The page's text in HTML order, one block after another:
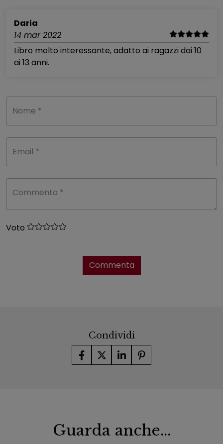
Daria
14 mar 2022
Libro molto interessante, adatto ai ragazzi dai 10
ai 13 anni.
Nome *
Email *
Commento *
Voto
Commenta
Condividi
Guarda anche...